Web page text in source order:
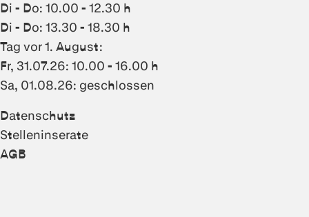
Di - Do: 10.00 - 12.30 h
Di - Do: 13.30 - 18.30 h
Tag vor 1. August:
Fr, 31.07.26: 10.00 - 16.00 h
Sa, 01.08.26: geschlossen
Datenschutz
Stelleninserate
AGB